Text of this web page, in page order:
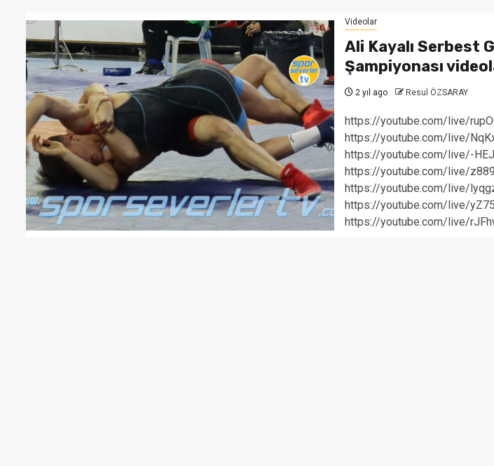
Videolar
Ali Kayalı Serbest
Şampiyonası
2 yıl ago Resul ÖZSARAY
https://youtube.com/live/
https://youtube.com/live/
https://youtube.com/live/-
https://youtube.com/live/
https://youtube.com/live/
https://youtube.com/live/
https://youtube.com/live/